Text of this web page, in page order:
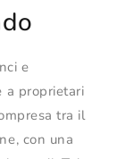
e
a proprietari
tra il
con una